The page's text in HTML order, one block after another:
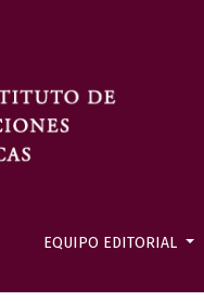
EQUIPO EDITORIAL